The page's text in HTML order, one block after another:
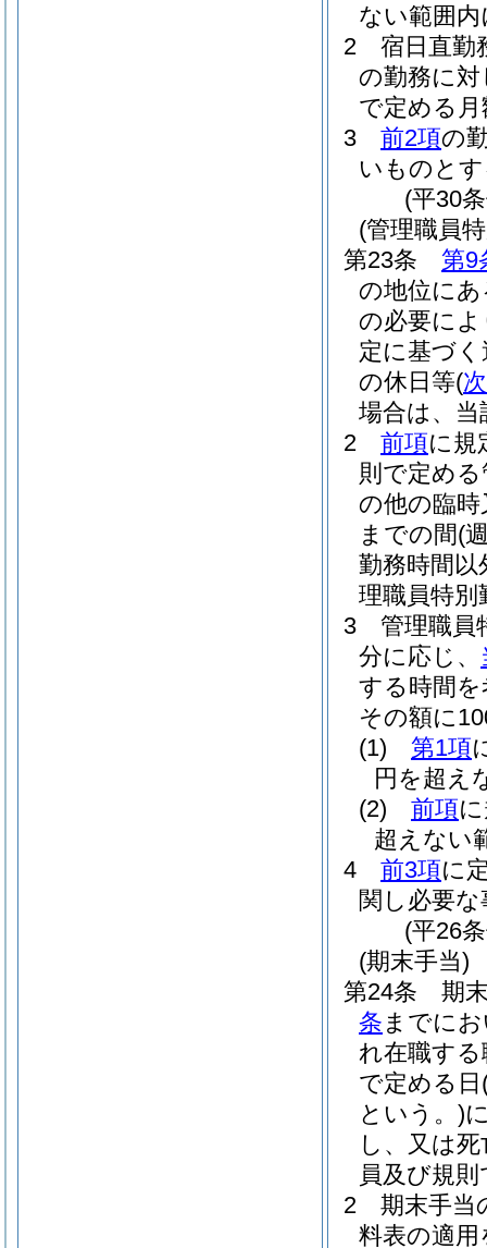
ない範囲
2
宿日直勤
の勤務に
で定める
3
前2項の
いものと
(平30
(管理職員
第23条
第9
の地位に
の必要によ
定に基づ
の休日等(
場合は、当
2
前項に規
則で定め
の他の臨
までの間(
勤務時間
理職員特別
3
管理職員
分に応じ、
する時間
その額に
(1)
第1項
円を超え
(2)
前項
超えない
4
前3項に
関し必要
(平26
(期末手当)
第24条
期
条 までに
れ在職す
で定める日
という。)
し、又は
員及び規
2
期末手当
料表の適